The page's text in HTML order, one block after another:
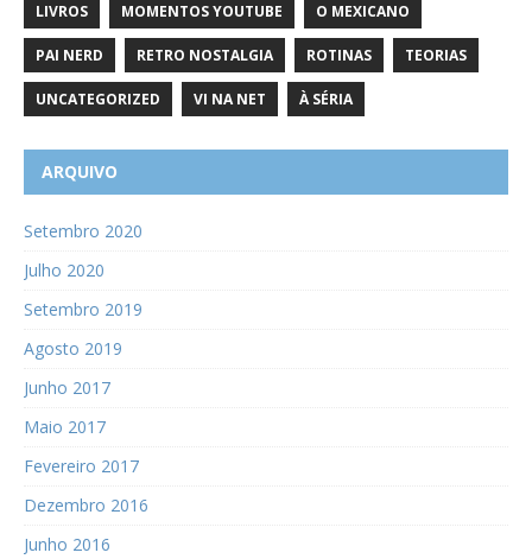
LIVROS MOMENTOS YOUTUBE O MEXICANO
PAI NERD RETRO NOSTALGIA ROTINAS TEORIAS
UNCATEGORIZED VI NA NET À SÉRIA
ARQUIVO
Setembro 2020
Julho 2020
Setembro 2019
Agosto 2019
Junho 2017
Maio 2017
Fevereiro 2017
Dezembro 2016
Junho 2016